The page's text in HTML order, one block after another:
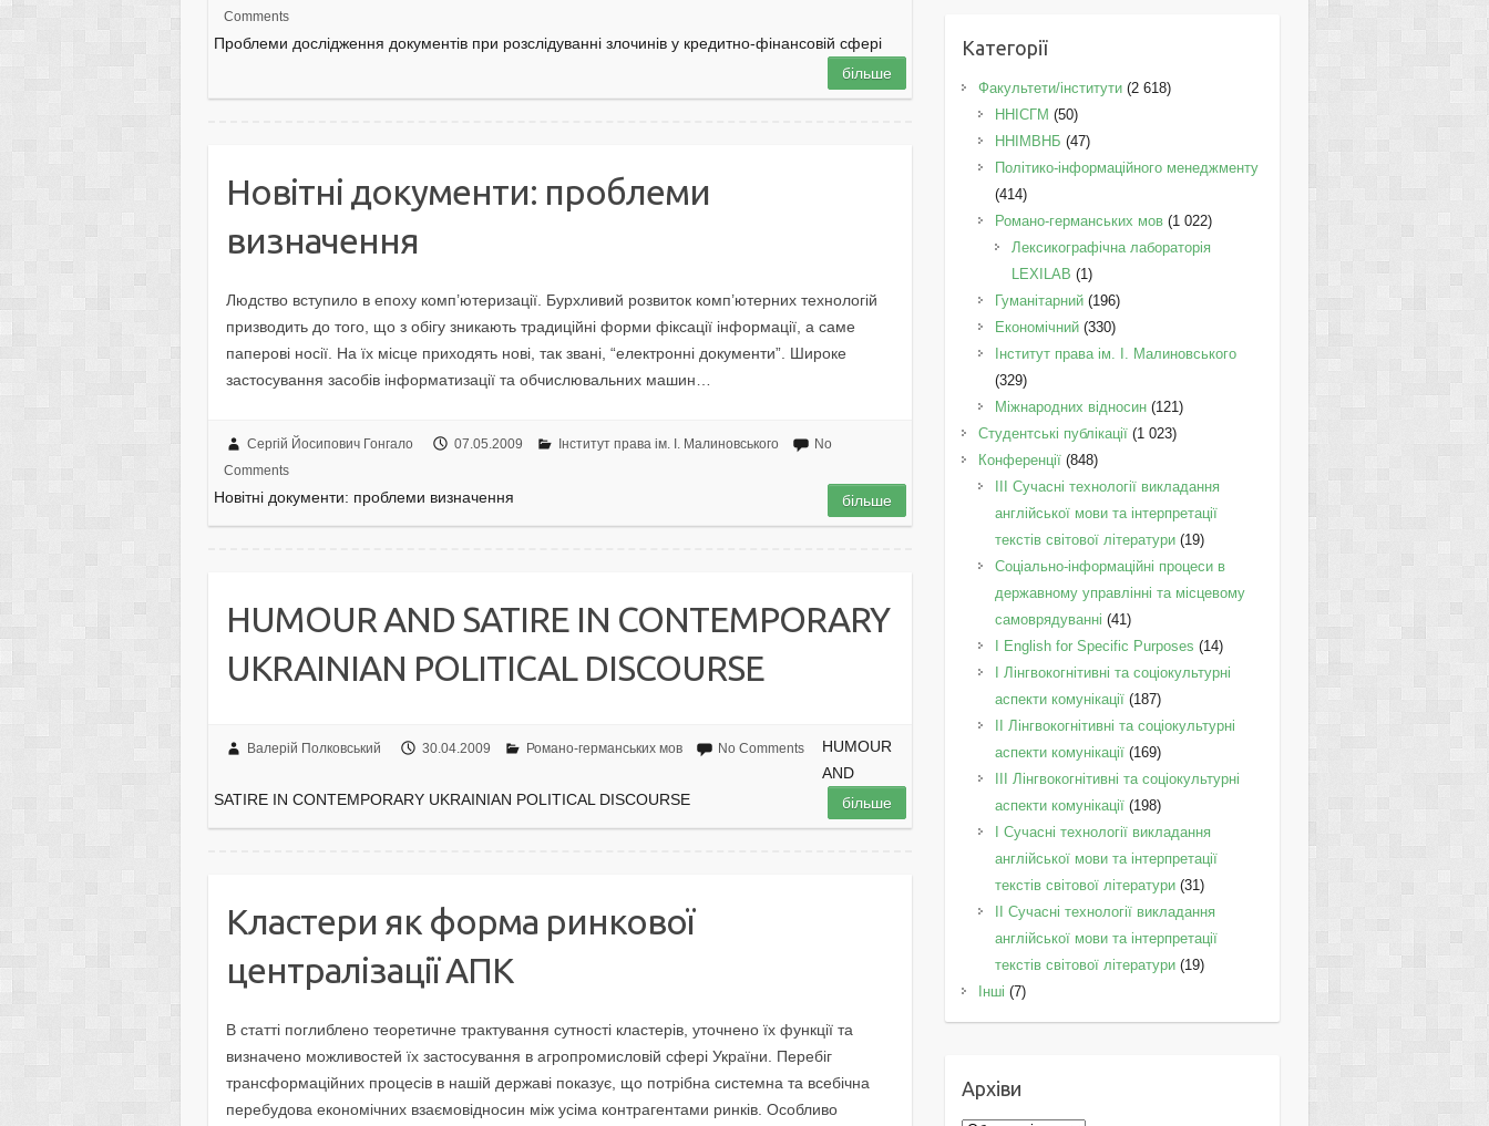
Comments
Проблеми дослідження документів при розслідуванні злочинів у кредитно-фінансовій сфері
більше
Новітні документи: проблеми
визначення
Людство вступило в епоху комп’ютеризації. Бурхливий розвиток комп’ютерних технологій
призводить до того, що з обігу зникають традиційні форми фіксації інформації, а саме
паперові носії. На їх місце приходять нові, так звані, “електронні документи”. Широке
застосування засобів інформатизації та обчислювальних машин…
Сергій Йосипович Гонгало 07.05.2009 Інститут права ім. І. Малиновського
No
Comments
Новітні документи: проблеми визначення більше
HUMOUR AND SATIRE IN CONTEMPORARY
UKRAINIAN POLITICAL DISCOURSE
Валерій Полковський 30.04.2009 Романо-германських мов No Comments
HUMOUR
AND
SATIRE IN CONTEMPORARY UKRAINIAN POLITICAL DISCOURSE
більше
Кластери як форма ринкової
централізації АПК
В статті поглиблено теоретичне трактування сутності кластерів, уточнено їх функції та
визначено можливостей їх застосування в агропромисловій сфері України. Перебіг
трансформаційних процесів в нашій державі показує, що потрібна системна та всебічна
перебудова економічних взаємовідносин між усіма контрагентами ринків. Особливо
Категорії
Факультети/інститути(2 618)
ННІСГМ (50)
ННІМВНБ (47)
Політико-інформаційного менеджменту
(414)
Романо-германських мов(1 022)
Лексикографічна лабораторія
LEXILAB (1)
Гуманітарний(196)
Економічний(330)
Інститут права ім. І. Малиновського
(329)
Міжнародних відносин(121)
Студентські публікації(1 023)
Конференції(848)
III Сучасні технології викладання
англійської мови та інтерпретації
текстів світової літератури(19)
Соціально-інформаційні процеси в
державному управлінні та місцевому
самоврядуванні (41)
І English for Specific Purposes (14)
I Лінгвокогнітивні та соціокультурні
аспекти комунікації(187)
IІ Лінгвокогнітивні та соціокультурні
аспекти комунікації(169)
IІI Лінгвокогнітивні та соціокультурні
аспекти комунікації(198)
I Cучасні технології викладання
англійської мови та інтерпретації
текстів світової літератури(31)
II Cучасні технології викладання
англійської мови та інтерпретації
текстів світової літератури(19)
Інші (7)
Архіви